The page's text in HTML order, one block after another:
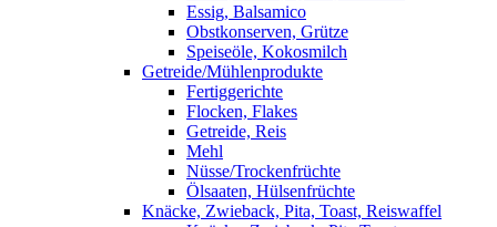
Essig, Balsamico
Obstkonserven, Grütze
Speiseöle, Kokosmilch
Getreide/Mühlenprodukte
Fertiggerichte
Flocken, Flakes
Getreide, Reis
Mehl
Nüsse/Trockenfrüchte
Ölsaaten, Hülsenfrüchte
Knäcke, Zwieback, Pita, Toast, Reiswaffel